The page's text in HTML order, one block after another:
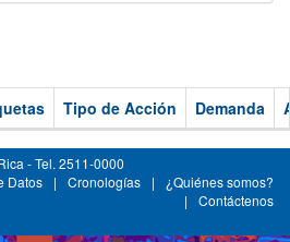
Tipo de Acción Demanda
- Tel. 2511-0000
Datos | Cronologías |
¿Quiénes somos?
|
Contáctenos